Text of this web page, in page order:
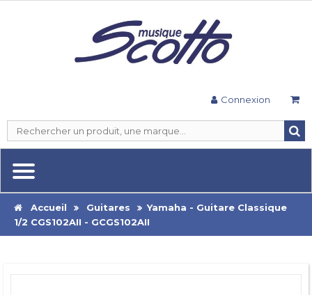
Connexion
Accueil Guitares
Yamaha - Guitare Classique
1/2 CGS102AII - GCGS102AII